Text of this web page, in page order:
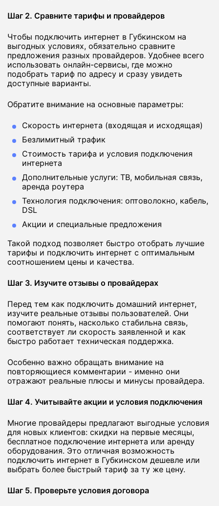
Шаг 2. Сравните тарифы и провайдеров
Чтобы подключить интернет в Губкинском на
выгодных условиях, обязательно сравните
предложения разных провайдеров. Удобнее всего
использовать онлайн-сервисы, где можно
подобрать тариф по адресу и сразу увидеть
доступные варианты.
Обратите внимание на основные параметры:
Скорость интернета (входящая и исходящая)
Безлимитный трафик
Стоимость тарифа и условия подключения
интернета
Дополнительные услуги: ТВ, мобильная связь,
аренда роутера
Технология подключения: оптоволокно, кабель,
DSL
Акции и специальные предложения
Такой подход позволяет быстро отобрать лучшие
тарифы и подключить интернет с оптимальным
соотношением цены и качества.
Шаг 3. Изучите отзывы о провайдерах
Перед тем как подключить домашний интернет,
изучите реальные отзывы пользователей. Они
помогают понять, насколько стабильна связь,
соответствует ли скорость заявленной и как
быстро работает техническая поддержка.
Особенно важно обращать внимание на
повторяющиеся комментарии - именно они
отражают реальные плюсы и минусы провайдера.
Шаг 4. Учитывайте акции и условия подключения
Многие провайдеры предлагают выгодные условия
для новых клиентов: скидки на первые месяцы,
бесплатное подключение интернета или аренду
оборудования. Это отличная возможность
подключить интернет в Губкинском дешевле или
выбрать более быстрый тариф за ту же цену.
Шаг 5. Проверьте условия договора